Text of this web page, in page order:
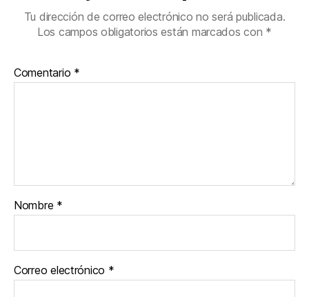
Tu dirección de correo electrónico no será publicada.
Los campos obligatorios están marcados con *
Comentario *
Nombre *
Correo electrónico *